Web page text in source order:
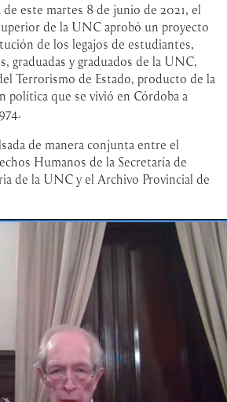
este martes 8 de junio de 2021, el
de la UNC aprobó un proyecto
de los legajos de estudiantes,
graduadas y graduados de la UNC,
Terrorismo de Estado, producto de la
política que se vivió en Córdoba a
de manera conjunta entre el
Humanos de la Secretaría de
de la UNC y el Archivo Provincial de